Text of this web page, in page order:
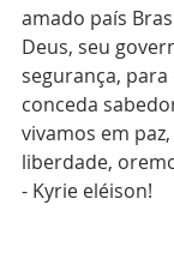
amado país
Deus, seu
segurança,
conceda
vivamos em
liberdade,
- Kyrie eléison!